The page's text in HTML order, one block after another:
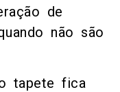
de
não são
tapete fica